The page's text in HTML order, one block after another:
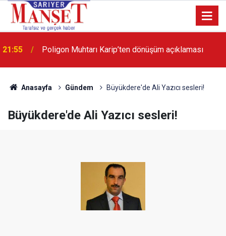
21:55 Poligon Muhtarı Karip’ten dönüşüm açıklaması
13:36 'Poligon'da İstanbul'a örnek proje gerçekleştirilecek'
Anasayfa Gündem Büyükdere'de Ali Yazıcı sesleri!
Büyükdere'de Ali Yazıcı sesleri!